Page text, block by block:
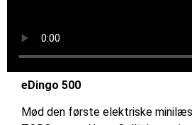
eDingo 500
Mød den første elektriske